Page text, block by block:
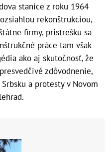
stanice z roku 1964
rekonštrukciou,
firmy, prístrešku sa
práce tam však
ako aj skutočnosť, že
zdôvodnenie,
a protesty v Novom